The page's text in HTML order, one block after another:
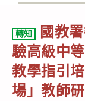
轉知
國教
驗高級中
教學指引
場」教師